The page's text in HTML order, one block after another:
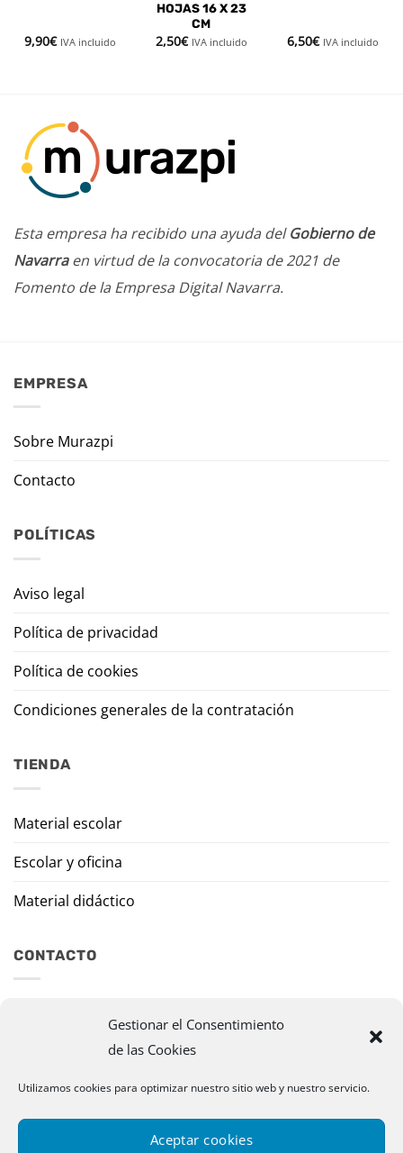
Gestionar el Consentimiento
de las Cookies
Utilizamos cookies para optimizar nuestro sitio web y nuestro servicio.
Aceptar cookies
9,90€ IVA incluido
HOJAS 16 X 23
CM
2,50€ IVA incluido 6,50€ IVA incluido
Esta empresa ha recibido una ayuda delGobierno de
Navarraen virtud de la convocatoria de 2021 de
Fomento de la Empresa Digital Navarra.
EMPRESA
Sobre Murazpi
Contacto
POLÍTICAS
Aviso legal
Política de privacidad
Política de cookies
Condiciones generales de la contratación
TIENDA
Material escolar
Escolar y oficina
Material didáctico
CONTACTO
murazpi@murazpi.com
948 234 436 – 623 195 518